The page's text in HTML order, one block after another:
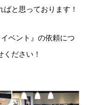
と思っております！
ベント』の依頼につ
ださい！